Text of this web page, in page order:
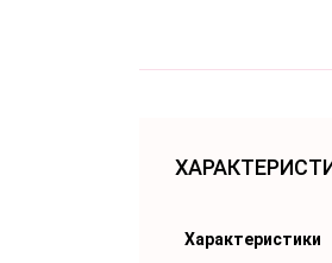
Характеристики